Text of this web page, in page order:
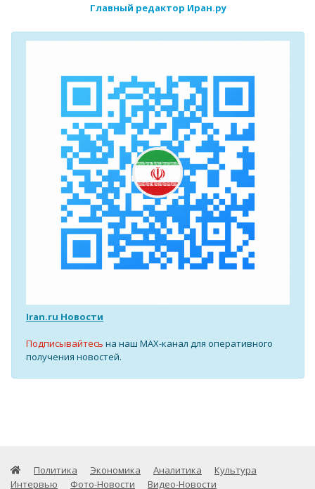
Главный редактор Иран.ру
Iran.ru Новости
Подписывайтесь на наш MAX-канал для оперативного
получения новостей.
Политика Экономика Аналитика
Культура
Интервью
Фото-Новости Видео-Новости